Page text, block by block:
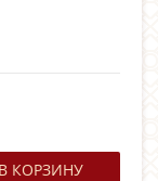
В КОРЗИНУ